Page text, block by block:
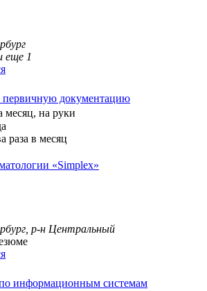
еще 1
первичную документацию
месяц, на руки
раза в месяц
«Simplex»
р-н Центральный
информационным системам